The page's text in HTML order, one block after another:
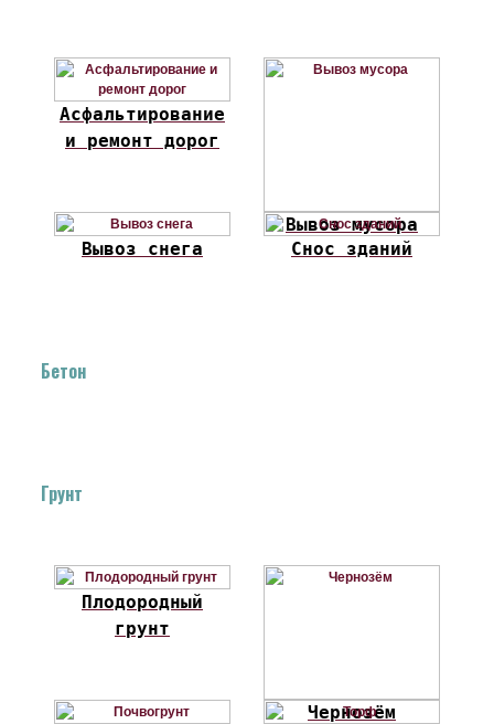
Асфальтирование
и ремонт дорог
Вывоз мусора
Вывоз снега
Снос зданий
Бетон
Грунт
Плодородный
грунт
Чернозём